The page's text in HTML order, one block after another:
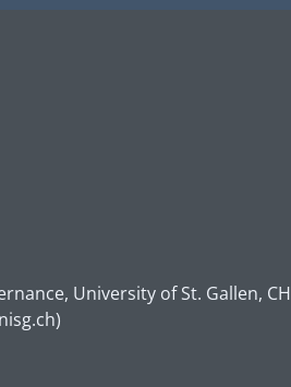
University of St. Gallen, CH